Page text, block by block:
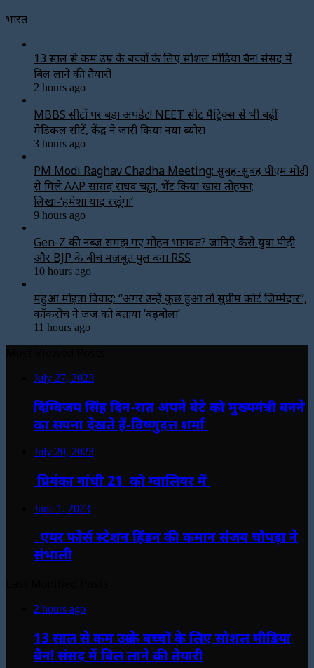
भारत
13 साल से कम उम्र के बच्चों के लिए सोशल मीडिया बैन! संसद में
बिल लाने की तैयारी
2 hours ago
MBBS सीटों पर बड़ा अपडेट! NEET सीट मैट्रिक्स से भी बढ़ीं
मेडिकल सीटें, केंद्र ने जारी किया नया ब्योरा
3 hours ago
PM Modi Raghav Chadha Meeting: सुबह-सुबह पीएम मोदी
से मिले AAP सांसद राघव चड्ढा, भेंट किया खास तोहफा;
लिखा-‘हमेशा याद रखूंगा’
9 hours ago
Gen-Z की नब्ज समझ गए मोहन भागवत? जानिए कैसे युवा पीढ़ी
और BJP के बीच मजबूत पुल बना RSS
10 hours ago
महुआ मोइत्रा विवाद: “अगर उन्हें कुछ हुआ तो सुप्रीम कोर्ट जिम्मेदार”,
कॉकरोच ने जज को बताया ‘बड़बोला’
11 hours ago
July 27, 2023
दिग्विजय सिंह दिन-रात अपने बेटे को मुख्यमंत्री बनने
का सपना देखते हैं-विष्णुदत्त शर्मा
July 20, 2023
प्रियंका गांधी 21 को ग्वालियर में
June 1, 2023
एयर फोर्स स्टेशन हिंडन की कमान संजय चोपड़ा ने
संभाली
2 hours ago
13 साल से कम उम्र के बच्चों के लिए सोशल मीडिया
बैन! संसद में बिल लाने की तैयारी